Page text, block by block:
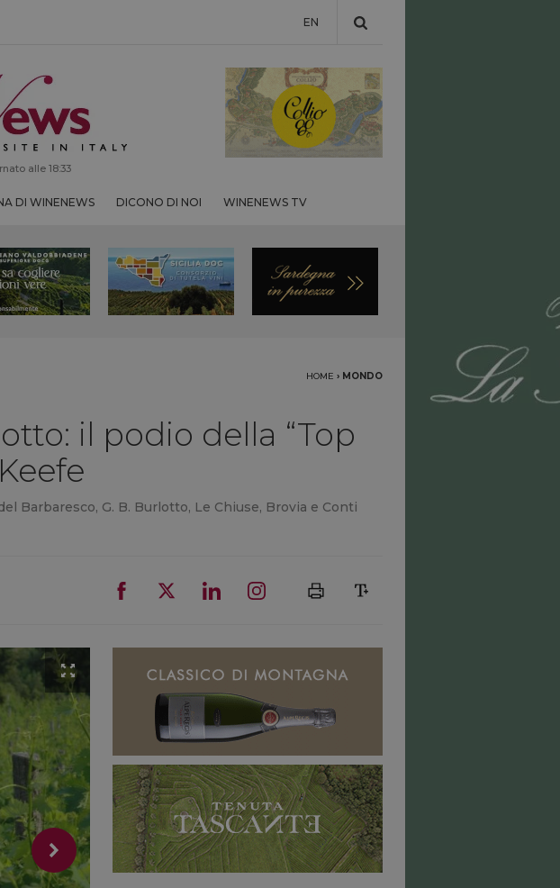
EN
alle 18:33
DI WINENEWS DICONO DI NOI WINENEWS TV
HOME › MONDO
il podio della “Top
Barbaresco, G. B. Burlotto, Le Chiuse, Brovia e Conti